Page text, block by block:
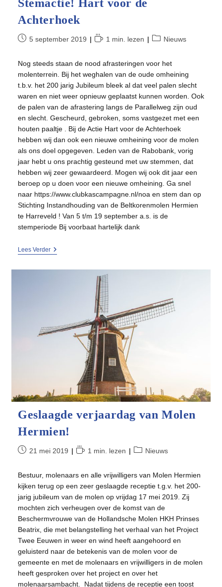
Stemactie! Hart voor de
Achterhoek
Bericht5 september 2019 Leestijd:1 min. lezen Berichtcategorie:
Nieuws
Nog steeds staan de nood afrasteringen voor het
molenterrein. Bij het weghalen van de oude omheining
t.b.v. het 200 jarig Jubileum bleek al dat veel palen slecht
waren en niet weer opnieuw geplaatst kunnen worden. Ook
de palen van de afrastering langs de Parallelweg zijn oud
en slecht. Gescheurd, gebroken, soms vastgezet met een
houten paaltje . Bij de Actie Hart voor de Achterhoek
hebben wij dan ook een nieuwe omheining voor de molen
als ons doel opgegeven. Leden van de Rabobank, vorig
jaar hebt u ons prachtig gesteund met uw stemmen, dat
hebben wij zeer gewaardeerd. Mogen wij ook dit jaar een
beroep op u doen voor een nieuwe omheining. Ga snel
naar https://www.clubkascampagne.nl/noa en stem dan op
Stichting Instandhouding van de Beltkorenmolen Hermien
te Harreveld ! Van 5 t/m 19 september a.s. is de
stemperiode Bij voorbaat hartelijk dank
Lees VerderStemactie!
Geslaagde verjaardag van Molen
Hermien!
Bericht
op:
21 mei 2019 Leestijd:1 min. lezen Berichtcategorie:
Nieuws
Bestuur, molenaars en alle vrijwilligers van Molen Hermien
kijken terug op een zeer geslaagde receptie t.g.v. het 200-
jarig jubileum van de molen op vrijdag 17 mei 2019. Zij
mochten zich verheugen ​over de komst van de
Beschermvrouwe van de Hollandsche Molen HKH Prinses
Beatrix, die met belangstelling het verhaal van het Project
Twee Eeuwen in weer en wind heeft aangehoord en
geluisterd naar de betekenis van de molen voor de
gemeente en met de molenaars en vrijwilligers in de molen
heeft gesproken over het project en over het
molenaarsambacht. Nadat tijdens de receptie een toost